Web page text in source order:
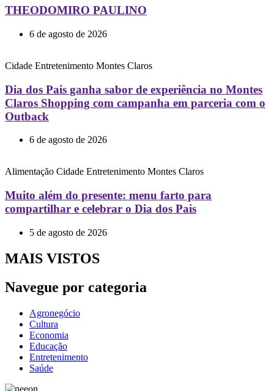
THEODOMIRO PAULINO
6 de agosto de 2026
Cidade Entretenimento Montes Claros
Dia dos Pais ganha sabor de experiência no Montes
Claros Shopping com campanha em parceria com o
Outback
6 de agosto de 2026
Alimentação Cidade Entretenimento Montes Claros
Muito além do presente: menu farto para
compartilhar e celebrar o Dia dos Pais
5 de agosto de 2026
MAIS VISTOS
Navegue por categoria
Agronegócio
Cultura
Economia
Educação
Entretenimento
Saúde